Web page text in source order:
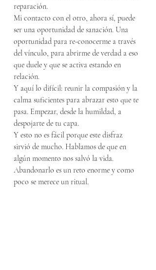
reparación.
Mi contacto con el otro, ahora sí, puede
ser una oportunidad de sanación. Una
oportunidad para re-conocerme a través
del vínculo, para abrirme de verdad a eso
que duele y que se activa estando en
relación.
Y aquí lo difícil: reunir la compasión y la
calma suficientes para abrazar esto que te
pasa. Empezar, desde la humildad, a
despojarte de tu capa.
Y esto no es fácil porque este disfraz
sirvió de mucho. Hablamos de que en
algún momento nos salvó la vida.
Abandonarlo es un reto enorme y como
poco se merece un ritual.